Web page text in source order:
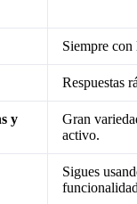
Siempre con
Respuestas
y
Gran
activo.
Sigues